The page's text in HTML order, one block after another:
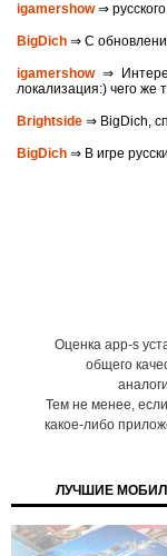
igamershow⇒
BigDich ⇒ С
igamershow⇒
локализация:) чего же
Brightside ⇒ BigDich,
BigDich ⇒ В игре
Оценка app-s
общего
Тем не менее,
какое-либо
ЛУЧШИЕ